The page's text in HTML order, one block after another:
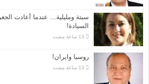
سبتة ومليلية… عندما أعادت
السيادة!
روسيا وايران!